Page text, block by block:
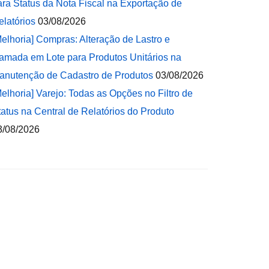
Status da Nota Fiscal na Exportação de
03/08/2026
Compras: Alteração de Lastro e
em Lote para Produtos Unitários na
de Cadastro de Produtos 03/08/2026
Varejo: Todas as Opções no Filtro de
na Central de Relatórios do Produto
08/2026